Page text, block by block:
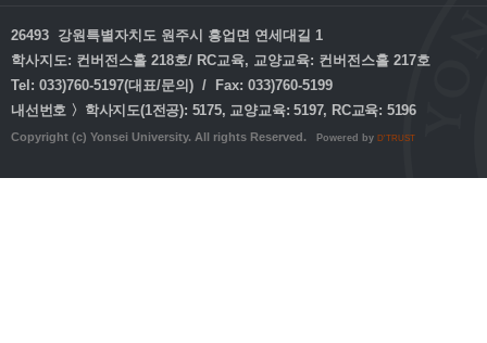
26493 강원특별자치도 원주시 흥업면 연세대길 1
학사지도: 컨버전스홀 218호/ RC교육, 교양교육: 컨버전스홀 217호
Tel: 033)760-5197(대표/문의) / Fax: 033)760-5199
내선번호 〉학사지도(1전공): 5175, 교양교육: 5197, RC교육: 5196
Copyright (c) Yonsei University. All rights Reserved. Powered by D'TRUST